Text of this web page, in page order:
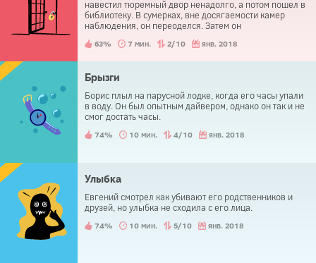
навестил тюремный двор ненадолго, а потом пошел в
библиотеку. В сумерках, вне досягаемости камер
наблюдения, он переоделся. Затем он
получилось?
63% 7 мин. 2/10 янв. 2018
Брызги
Борис плыл на парусной лодке, когда его часы упали
в воду. Он был опытным дайвером, однако он так и не
смог достать часы.
74% 10 мин. 4/10 янв. 2018
Улыбка
Евгений смотрел как убивают его родственников и
друзей, но улыбка не сходила с его лица.
74% 10 мин. 5/10 янв. 2018